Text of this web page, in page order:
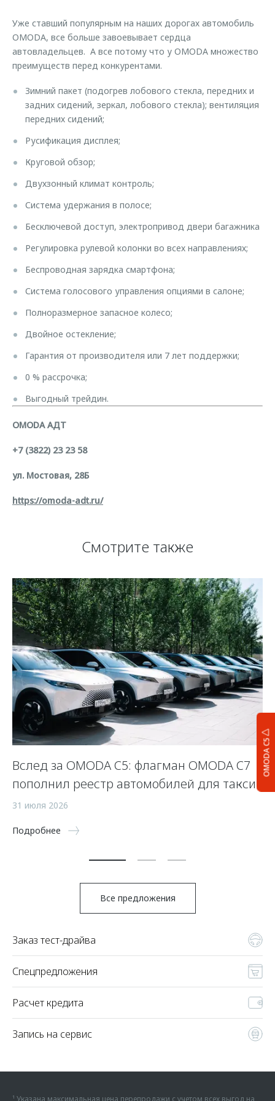
Кредитный калькулятор
Аксессуары
Одежда и сувениры
Оригинальные аксессуары
Запчасти
Трейд-ин
Калькулятор трейд-ин
Клиентская поддержка
O&J Автоклуб
Клуб владельцев OMODA
Приложение O&J
Аксессуары
Одежда и сувениры
Оригинальные аксессуары
Запчасти
Обратная связь
OMODA C5
Уже ставший популярным на наших дорогах автомобиль
OMODA, все больше завоевывает сердца
автовладельцев. А все потому что у OMODA множество
преимуществ перед конкурентами.
Зимний пакет (подогрев лобового стекла, передних и
задних сидений, зеркал, лобового стекла); вентиляция
передних сидений;
Русификация дисплея;
Круговой обзор;
Двухзонный климат контроль;
Система удержания в полосе;
Бесключевой доступ, электропривод двери багажника
Регулировка рулевой колонки во всех направлениях;
Беспроводная зарядка смартфона;
Система голосового управления опциями в салоне;
Полноразмерное запасное колесо;
Двойное остекление;
Гарантия от производителя или 7 лет поддержки;
0 % рассрочка;
Выгодный трейдин.
OMODA АДТ
+7 (3822) 23 23 58
ул. Мостовая, 28Б
https://omoda-adt.ru/
Смотрите также
Вслед за OMODA C5: флагман OMODA C7
пополнил реестр автомобилей для такси
31 июля 2026
Подробнее
Все предложения
Заказ тест-драйва
Спецпредложения
Расчет кредита
Запись на сервис
¹ Указана максимальная цена перепродажи с учетом всех выгод на